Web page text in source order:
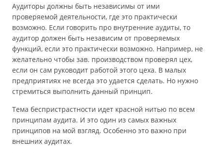
Аудиторы должны быть независимы от ими
проверяемой деятельности, где это практически
возможно. Если говорить про внутренние аудиты, то
аудитор должен быть независим от проверяемых
функций, если это практически возможно. Например, не
желательно чтобы зав. производством проверял цех,
если он сам руководит работой этого цеха. В малых
предприятиях не всегда это удается сделать. Но нужно
стремиться выполнить данный принцип.
Тема беспристрастности идет красной нитью по всем
принципам аудита. И это один из самых важных
принципов на мой взгляд. Особенно это важно при
внешних аудитах.